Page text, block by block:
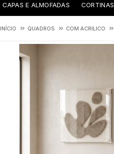
CAPAS E ALMOFADAS CORTINAS
INÍCIO QUADROS COM ACRILICO